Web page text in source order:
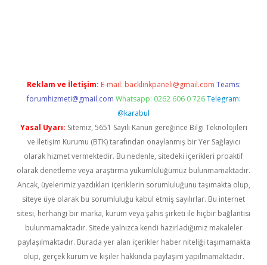
Reklam ve İletişim: E-mail: backlinkpaneli@gmail.com Teams:
forumhizmeti@gmail.com Whatsapp: 0262 606 0 726 Telegram:
@karabul
Yasal Uyarı: Sitemiz, 5651 Sayılı Kanun gereğince Bilgi Teknolojileri
ve İletişim Kurumu (BTK) tarafından onaylanmış bir Yer Sağlayıcı
olarak hizmet vermektedir. Bu nedenle, sitedeki içerikleri proaktif
olarak denetleme veya araştırma yükümlülüğümüz bulunmamaktadır.
Ancak, üyelerimiz yazdıkları içeriklerin sorumluluğunu taşımakta olup,
siteye üye olarak bu sorumluluğu kabul etmiş sayılırlar. Bu internet
sitesi, herhangi bir marka, kurum veya şahıs şirketi ile hiçbir bağlantısı
bulunmamaktadır. Sitede yalnızca kendi hazırladığımız makaleler
paylaşılmaktadır. Burada yer alan içerikler haber niteliği taşımamakta
olup, gerçek kurum ve kişiler hakkında paylaşım yapılmamaktadır.